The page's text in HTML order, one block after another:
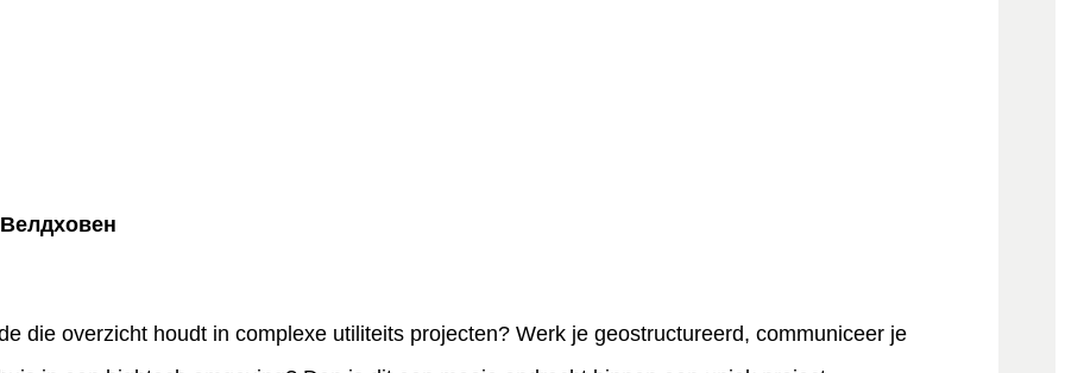
die overzicht houdt in complexe utiliteits projecten? Werk je geostructureerd, communiceer je